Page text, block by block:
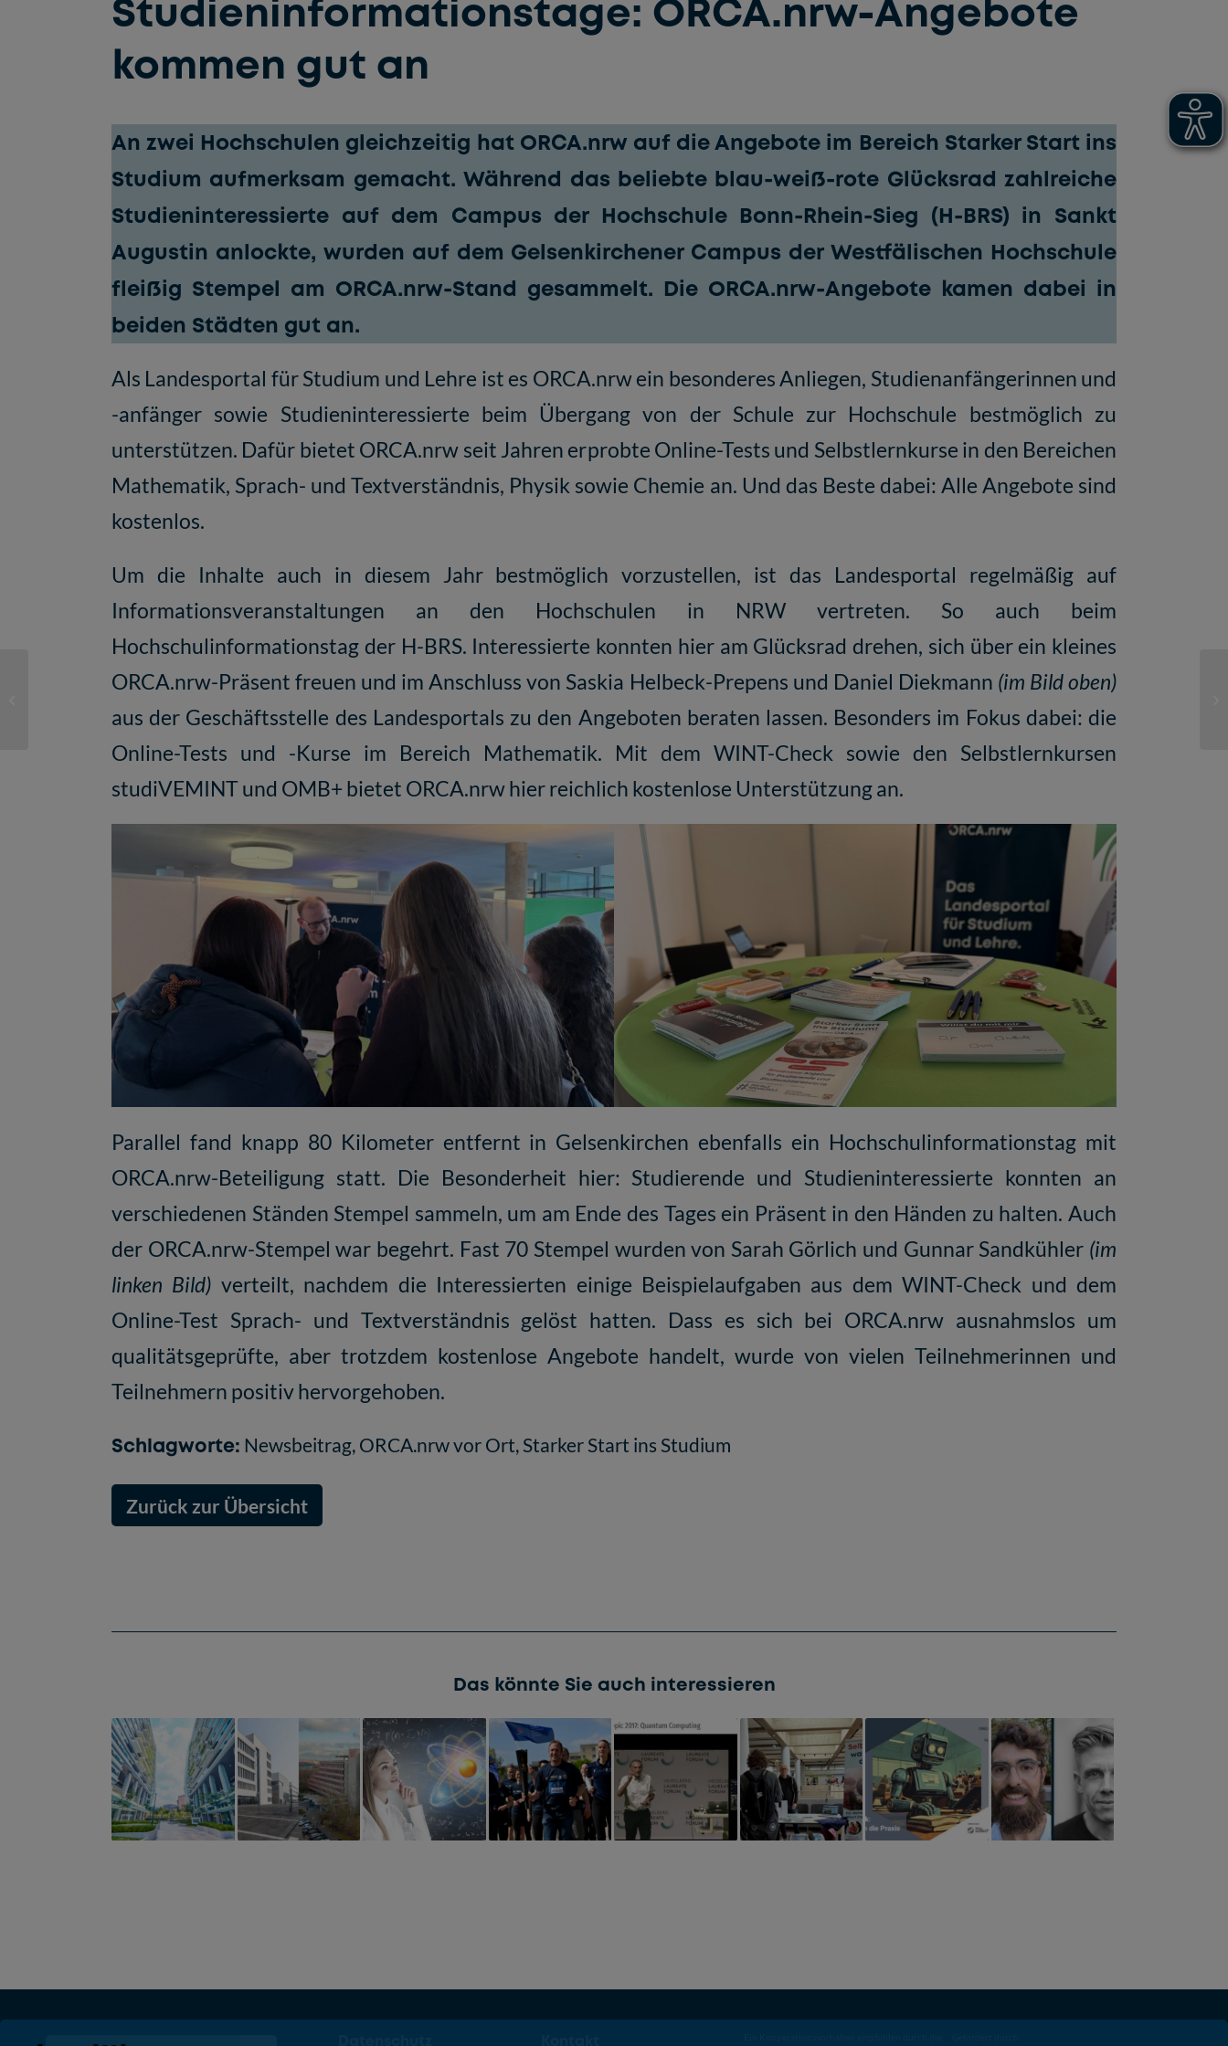
Studieninformationstage: ORCA.nrw-Angebote
kommen gut an
An zwei Hochschulen gleichzeitig hat ORCA.nrw auf die Angebote im Bereich Starker Start ins
Studium aufmerksam gemacht. Während das beliebte blau-weiß-rote Glücksrad zahlreiche
Studieninteressierte auf dem Campus der Hochschule Bonn-Rhein-Sieg (H-BRS) in Sankt
Augustin anlockte, wurden auf dem Gelsenkirchener Campus der Westfälischen Hochschule
fleißig Stempel am ORCA.nrw-Stand gesammelt. Die ORCA.nrw-Angebote kamen dabei in
beiden Städten gut an.
Als Landesportal für Studium und Lehre ist es ORCA.nrw ein besonderes Anliegen, Studienanfängerinnen und
-anfänger sowie Studieninteressierte beim Übergang von der Schule zur Hochschule bestmöglich zu
unterstützen. Dafür bietet ORCA.nrw seit Jahren erprobte Online-Tests und Selbstlernkurse in den Bereichen
Mathematik, Sprach- und Textverständnis, Physik sowie Chemie an. Und das Beste dabei: Alle Angebote sind
kostenlos.
Um die Inhalte auch in diesem Jahr bestmöglich vorzustellen, ist das Landesportal regelmäßig auf
Informationsveranstaltungen an den Hochschulen in NRW vertreten. So auch beim
Hochschulinformationstag der H-BRS. Interessierte konnten hier am Glücksrad drehen, sich über ein kleines
ORCA.nrw-Präsent freuen und im Anschluss von Saskia Helbeck-Prepens und Daniel Diekmann (im Bild oben)
aus der Geschäftsstelle des Landesportals zu den Angeboten beraten lassen. Besonders im Fokus dabei: die
Online-Tests und -Kurse im Bereich Mathematik. Mit dem WINT-Check sowie den Selbstlernkursen
studiVEMINT und OMB+ bietet ORCA.nrw hier reichlich kostenlose Unterstützung an.
Parallel fand knapp 80 Kilometer entfernt in Gelsenkirchen ebenfalls ein Hochschulinformationstag mit
ORCA.nrw-Beteiligung statt. Die Besonderheit hier: Studierende und Studieninteressierte konnten an
verschiedenen Ständen Stempel sammeln, um am Ende des Tages ein Präsent in den Händen zu halten. Auch
der ORCA.nrw-Stempel war begehrt. Fast 70 Stempel wurden von Sarah Görlich und Gunnar Sandkühler (im
linken Bild) verteilt, nachdem die Interessierten einige Beispielaufgaben aus dem WINT-Check und dem
Online-Test Sprach- und Textverständnis gelöst hatten. Dass es sich bei ORCA.nrw ausnahmslos um
qualitätsgeprüfte, aber trotzdem kostenlose Angebote handelt, wurde von vielen Teilnehmerinnen und
Teilnehmern positiv hervorgehoben.
Schlagworte: Newsbeitrag, ORCA.nrw vor Ort, Starker Start ins Studium
Zurück zur Übersicht
Das könnte Sie auch interessieren
University:Future
Festival 2026: Call for